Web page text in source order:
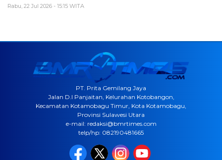
Rabu, 22 Jul 2026 - 15:15 WITA
PT. Prita Gemilang Jaya
Jalan D.I Panjaitan, Kelurahan Kotobangon,
Kecamatan Kotamobagu Timur, Kota Kotamobagu,
Provinsi Sulawesi Utara
e-mail: redaksi@bmrtimes.com
telp/hp: 082190481665